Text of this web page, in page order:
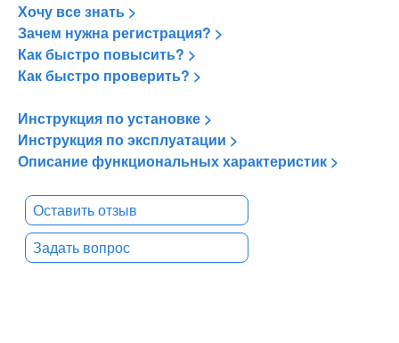
Хочу все знать >
Зачем нужна регистрация? >
Как быстро повысить? >
Как быстро проверить? >
Инструкция по установке >
Инструкция по эксплуатации >
Описание функциональных характеристик >
Оставить отзыв
Задать вопрос